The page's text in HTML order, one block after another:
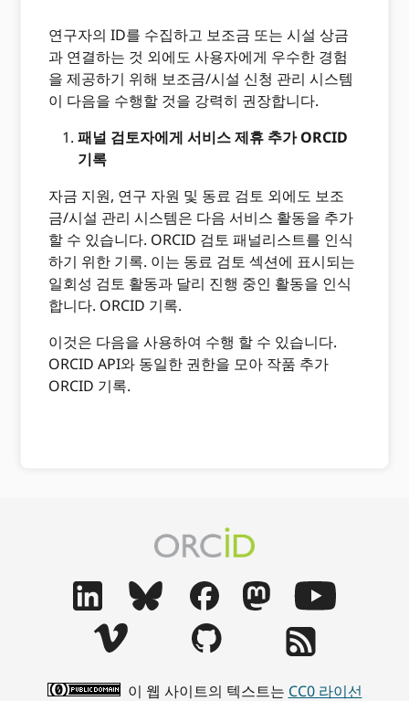
연구자의 ID를 수집하고 보조금 또는 시설 상금
과 연결하는 것 외에도 사용자에게 우수한 경험
을 제공하기 위해 보조금/시설 신청 관리 시스템
이 다음을 수행할 것을 강력히 권장합니다.
패널 검토자에게 서비스 제휴 추가 ORCID
기록
자금 지원, 연구 자원 및 동료 검토 외에도 보조
금/시설 관리 시스템은 다음 서비스 활동을 추가
할 수 있습니다. ORCID 검토 패널리스트를 인식
하기 위한 기록. 이는 동료 검토 섹션에 표시되는
일회성 검토 활동과 달리 진행 중인 활동을 인식
합니다. ORCID 기록.
이것은 다음을 사용하여 수행 할 수 있습니다.
ORCID API와 동일한 권한을 모아 작품 추가
ORCID 기록.
이 웹 사이트의 텍스트는 CC0 라이선